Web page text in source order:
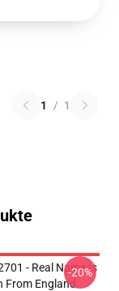
1 / 1
- Real Name Is
From England
-20%